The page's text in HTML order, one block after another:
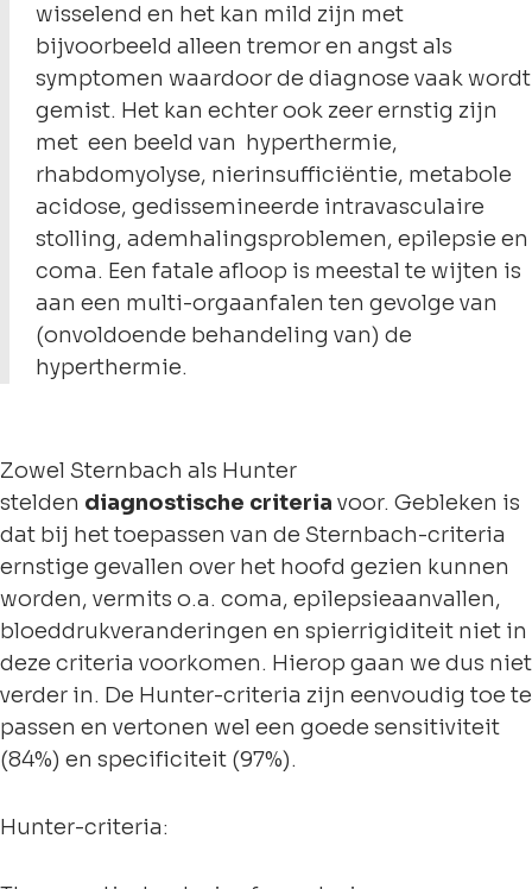
wisselend en het kan mild zijn met
bijvoorbeeld alleen tremor en angst als
symptomen waardoor de diagnose vaak wordt
gemist. Het kan echter ook zeer ernstig zijn
met een beeld van hyperthermie,
rhabdomyolyse, nierinsufficiëntie, metabole
acidose, gedissemineerde intravasculaire
stolling, ademhalingsproblemen, epilepsie en
coma. Een fatale afloop is meestal te wijten is
aan een multi-orgaanfalen ten gevolge van
(onvoldoende behandeling van) de
hyperthermie.
Zowel Sternbach als Hunter
stelden diagnostische criteria voor. Gebleken is
dat bij het toepassen van de Sternbach-criteria
ernstige gevallen over het hoofd gezien kunnen
worden, vermits o.a. coma, epilepsieaanvallen,
bloeddrukveranderingen en spierrigiditeit niet in
deze criteria voorkomen. Hierop gaan we dus niet
verder in. De Hunter-criteria zijn eenvoudig toe te
passen en vertonen wel een goede sensitiviteit
(84%) en specificiteit (97%).
Hunter-criteria: